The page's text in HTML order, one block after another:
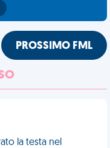
PROSSIMO FML
la testa nel